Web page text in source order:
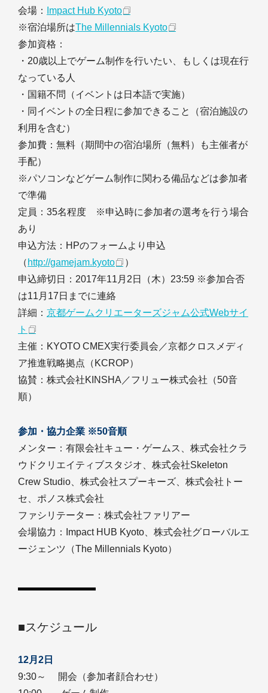
会場：
Impact Hub Kyoto
※宿泊場所はThe Millennials Kyoto
参加資格：
・20歳以上でゲーム制作を行いたい、もしくは現在行
なっている人
・国籍不問（イベントは日本語で実施）
・同イベントの全日程に参加できること（宿泊施設の
利用を含む）
参加費：無料（期間中の宿泊場所（無料）も主催者が
手配）
※パソコンなどゲーム制作に関わる備品などは参加者
で準備
定員：35名程度 ※申込時に参加者の選考を行う場合
あり
申込方法：HPのフォームより申込
（ http://gamejam.kyoto
）
申込締切日：2017年11月2日（木）23:59 ※参加合否
は11月17日までに連絡
詳細： 京都ゲームクリエーターズジャム公式Webサイ
ト
主催：KYOTO CMEX実行委員会／京都クロスメディ
ア推進戦略拠点（KCROP）
協賛：株式会社KINSHA／フリュー株式会社（50音
順）
参加・協力企業 ※50音順
メンター：有限会社キュー・ゲームス、株式会社クラ
ウドクリエイティブスタジオ、株式会社Skeleton
Crew Studio、株式会社スプーキーズ、株式会社トー
セ、ポノス株式会社
ファシリテーター：株式会社ファリアー
会場協力：Impact HUB Kyoto、株式会社グローバルエ
ージェンツ（The Millennials Kyoto）
■スケジュール
12月2日
9:30～ 開会（参加者顔合わせ）